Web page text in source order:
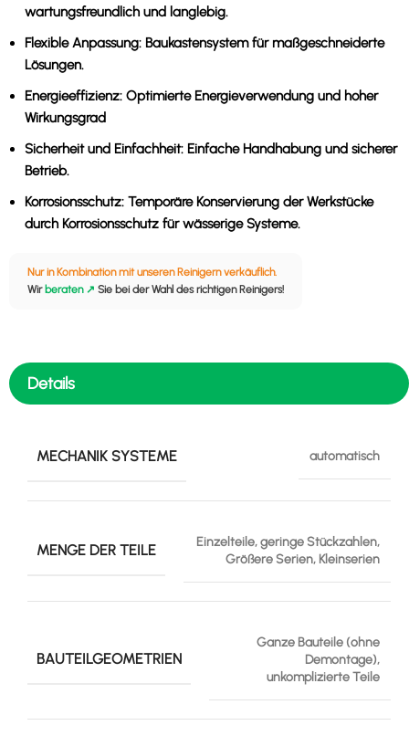
wartungsfreundlich und langlebig.
Flexible Anpassung: Baukastensystem für maßgeschneiderte
Lösungen.
Energieeffizienz: Optimierte Energieverwendung und hoher
Wirkungsgrad
Sicherheit und Einfachheit: Einfache Handhabung und sicherer
Betrieb.
Korrosionsschutz: Temporäre Konservierung der Werkstücke
durch Korrosionsschutz für wässerige Systeme.
Nur in Kombination mit unseren Reinigern verkäuflich.
Wir beraten ↗ Sie bei der Wahl des richtigen Reinigers!
Details
MECHANIK SYSTEME automatisch
MENGE DER TEILE
Einzelteile, geringe Stückzahlen,
Größere Serien, Kleinserien
BAUTEILGEOMETRIEN
Ganze Bauteile (ohne
Demontage),
unkomplizierte Teile